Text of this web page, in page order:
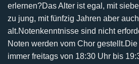
erlernen?Das Alter ist egal, mit
zu jung, mit fünfzig Jahren aber
alt.Notenkenntnisse sind nicht
Noten werden vom Chor gestellt.
immer freitags von 18:30 Uhr bis